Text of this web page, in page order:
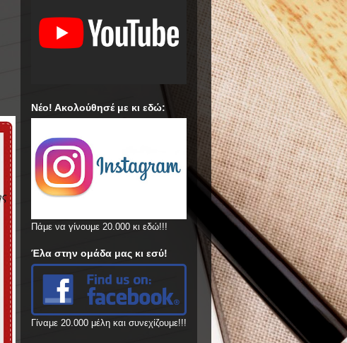
Νέο! Ακολούθησέ με κι εδώ:
Πάμε να γίνουμε 20.000 κι εδώ!!!
Έλα στην ομάδα μας κι εσύ!
Γίναμε 20.000 μέλη και συνεχίζουμε!!!